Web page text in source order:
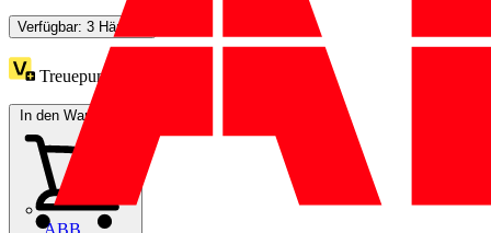
Verfügbar: 3 Händler
Treuepunkte:
In den Warenkorb